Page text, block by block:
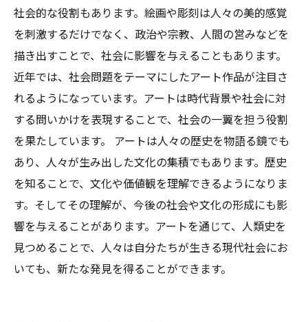
社会的な役割もあります。絵画や彫刻は人々の美的感覚
を刺激するだけでなく、政治や宗教、人間の営みなどを
描き出すことで、社会に影響を与えることもあります。
近年では、社会問題をテーマにしたアート作品が注目さ
れるようになっています。アートは時代背景や社会に対
する問いかけを表現することで、社会の一翼を担う役割
を果たしています。 アートは人々の歴史を物語る鏡でも
あり、人々が生み出した文化の集積でもあります。歴史
を知ることで、文化や価値観を理解できるようになりま
す。そしてその理解が、今後の社会や文化の形成にも影
響を与えることがあります。アートを通じて、人類史を
見つめることで、人々は自分たちが生きる現代社会にお
いても、新たな発見を得ることができます。